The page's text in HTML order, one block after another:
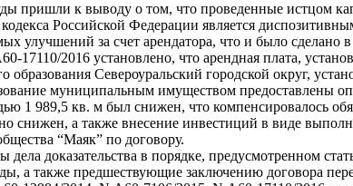
пришли к выводу о том, что проведенные истцом
кодекса Российской Федерации является
улучшений за счет арендатора, что и было сделано
17110/2016 установлено, что арендная плата,
образования Североуральский городской округ,
муниципальным имуществом предоставлены
1 989,5 кв. м был снижен, что компенсировалось
снижен, а также внесение инвестиций в виде
“Маяк” по договору.
доказательства в порядке, предусмотренном
а также предшествующие заключению договора